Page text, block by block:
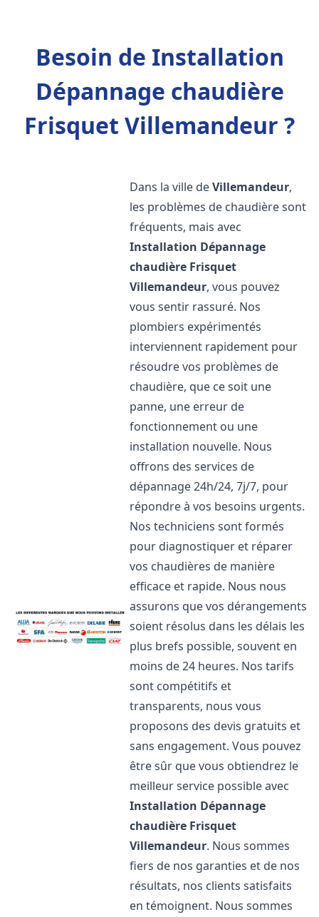
Besoin de Installation
Dépannage chaudière
Frisquet Villemandeur ?
Dans la ville deVillemandeur,
les problèmes de chaudière sont
fréquents, mais avec
Installation Dépannage
chaudière Frisquet
Villemandeur, vous pouvez
vous sentir rassuré. Nos
plombiers expérimentés
interviennent rapidement pour
résoudre vos problèmes de
chaudière, que ce soit une
panne, une erreur de
fonctionnement ou une
installation nouvelle. Nous
offrons des services de
dépannage 24h/24, 7j/7, pour
répondre à vos besoins urgents.
Nos techniciens sont formés
pour diagnostiquer et réparer
vos chaudières de manière
efficace et rapide. Nous nous
assurons que vos dérangements
soient résolus dans les délais les
plus brefs possible, souvent en
moins de 24 heures. Nos tarifs
sont compétitifs et
transparents, nous vous
proposons des devis gratuits et
sans engagement. Vous pouvez
être sûr que vous obtiendrez le
meilleur service possible avec
Installation Dépannage
chaudière Frisquet
Villemandeur. Nous sommes
fiers de nos garanties et de nos
résultats, nos clients satisfaits
en témoignent. Nous sommes